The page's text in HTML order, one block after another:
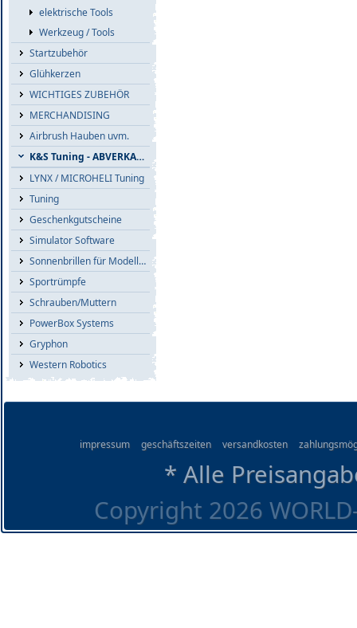
elektrische Tools
Werkzeug / Tools
Startzubehör
Glühkerzen
WICHTIGES ZUBEHÖR
MERCHANDISING
Airbrush Hauben uvm.
K&S Tuning - ABVERKAUF
LYNX / MICROHELI Tuning
Tuning
Geschenkgutscheine
Simulator Software
Sonnenbrillen für Modellflieger
Sportrümpfe
Schrauben/Muttern
PowerBox Systems
Gryphon
Western Robotics
impressum geschäftszeiten versandkosten
* Alle
Copyright 2026